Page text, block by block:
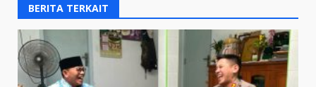
BERITA TERKAIT